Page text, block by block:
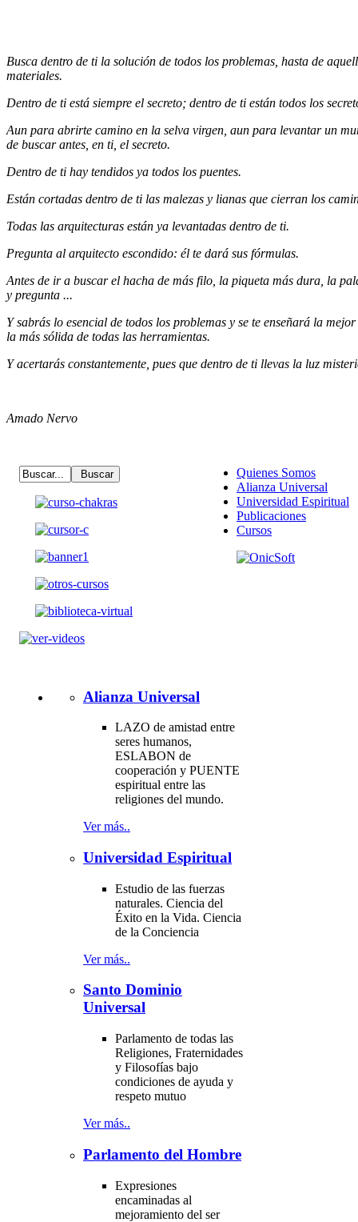
Busca dentro de ti la solución de todos los problemas, hasta de
materiales.
Dentro de ti está siempre el secreto; dentro de ti están todos los
Aun para abrirte camino en la selva virgen, aun para levantar un
de buscar antes, en ti, el secreto.
Dentro de ti hay tendidos ya todos los puentes.
Están cortadas dentro de ti las malezas y lianas que cierran los
Todas las arquitecturas están ya levantadas dentro de ti.
Pregunta al arquitecto escondido: él te dará sus fórmulas.
Antes de ir a buscar el hacha de más filo, la piqueta más dura, la
y pregunta ...
Y sabrás lo esencial de todos los problemas y se te enseñará la
la más sólida de todas las herramientas.
Y acertarás constantemente, pues que dentro de ti llevas la luz
Amado Nervo
Alianza Universal
LAZO de amistad entre
seres humanos,
ESLABON de
cooperación y PUENTE
espiritual entre las
religiones del mundo.
Ver más..
Universidad Espiritual
Estudio de las fuerzas
naturales. Ciencia del
Éxito en la Vida. Ciencia
de la Conciencia
Ver más..
Santo Dominio
Universal
Parlamento de todas las
Religiones, Fraternidades
y Filosofías bajo
condiciones de ayuda y
respeto mutuo
Ver más..
Parlamento del Hombre
Expresiones
encaminadas al
mejoramiento del ser
Quienes Somos
Alianza Universal
Universidad Espiritual
Publicaciones
Cursos